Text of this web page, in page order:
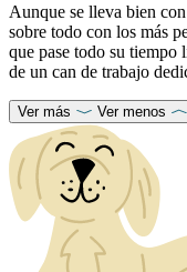
Aunque se lleva bien
sobre todo con los más
que pase todo su tiempo
de un can de trabajo
Ver más Ver menos